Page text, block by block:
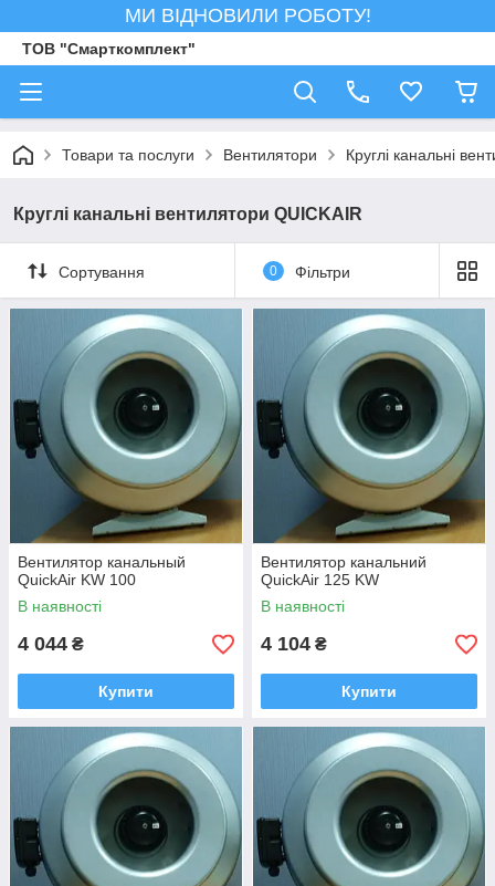
МИ ВІДНОВИЛИ РОБОТУ!
ТОВ "Смарткомплект"
Товари та послуги Вентилятори Круглі канальні
Круглі канальні вентилятори QUICKAIR
Сортування 0 Фільтри
Вентилятор канальный
QuickAir KW 100
В наявності
4 044 ₴
Купити
Вентилятор канальний
QuickAir 125 KW
В наявності
4 104 ₴
Купити